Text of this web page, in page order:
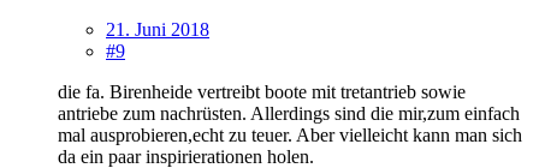
21. Juni 2018
#9
die fa. Birenheide vertreibt boote mit tretantrieb sowie
antriebe zum nachrüsten. Allerdings sind die mir,zum einfach
mal ausprobieren,echt zu teuer. Aber vielleicht kann man sich
da ein paar inspirierationen holen.